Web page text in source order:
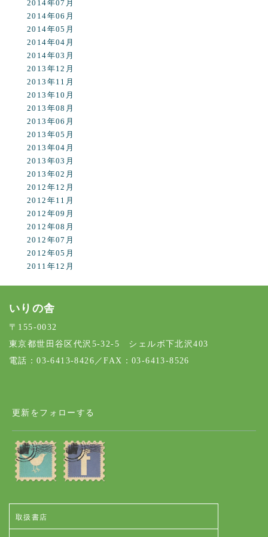
2014年07月
2014年06月
2014年05月
2014年04月
2014年03月
2013年12月
2013年11月
2013年10月
2013年08月
2013年06月
2013年05月
2013年04月
2013年03月
2013年02月
2012年12月
2012年11月
2012年09月
2012年08月
2012年07月
2012年05月
2011年12月
いりの舎
〒155-0032
東京都世田谷区代沢5-32-5 シェルボ下北沢403
電話：03-6413-8426／FAX：03-6413-8526
更新をフォローする
取扱書店